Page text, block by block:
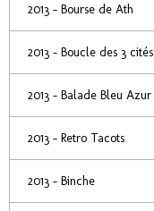
2013 - Bourse de Ath
2013 - Boucle des 3 cités
2013 - Balade Bleu Azur
2013 - Retro Tacots
2013 - Binche